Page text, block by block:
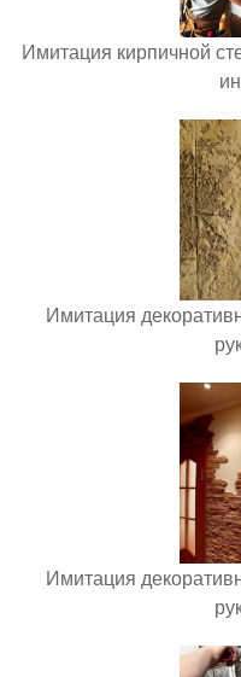
Имитация кирпичной
Имитация
Имитация